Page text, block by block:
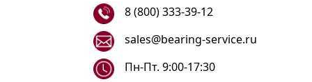
8 (800) 333-39-12
sales@bearing-service.ru
Пн-Пт. 9:00-17:30